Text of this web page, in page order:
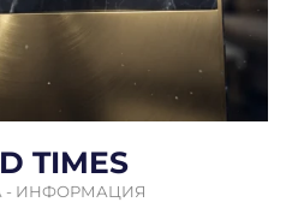
TIMES
- ИНФОРМАЦИЯ